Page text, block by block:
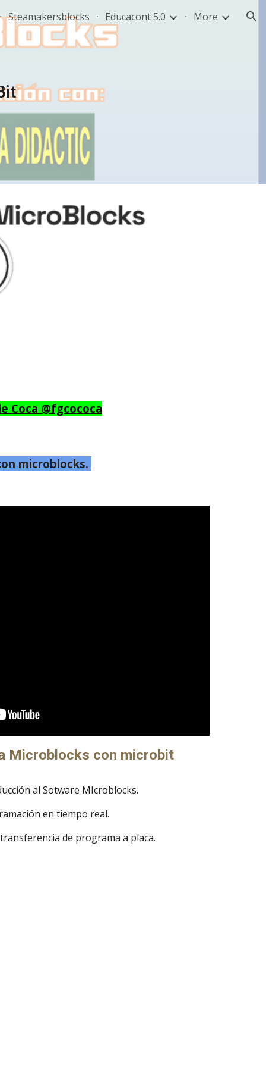
Steamakersblocks Educacont 5.0 More
Coca @fgcococa
microblocks.
Microblocks con microbit
al Sotware MIcroblocks.
en tiempo real.
de programa a placa.